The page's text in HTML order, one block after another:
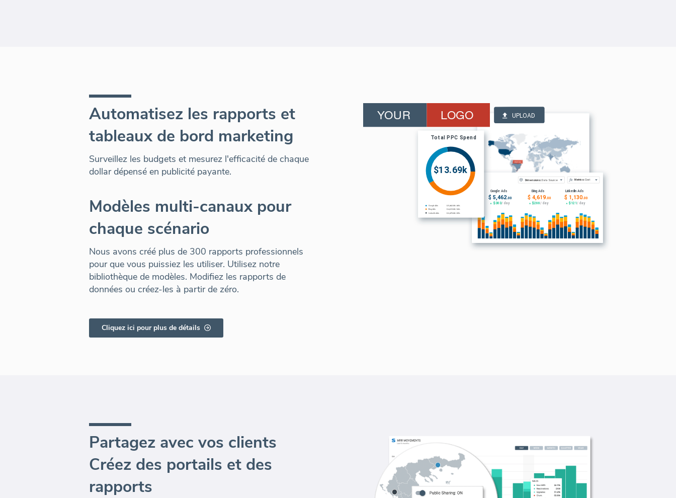
Automatisez les rapports et
tableaux de bord marketing
Surveillez les budgets et mesurez l'efficacité de chaque
dollar dépensé en publicité payante.
Modèles multi-canaux pour
chaque scénario
Nous avons créé plus de 300 rapports professionnels
pour que vous puissiez les utiliser. Utilisez notre
bibliothèque de modèles. Modifiez les rapports de
données ou créez-les à partir de zéro.
Cliquez ici pour plus de détails
Partagez avec vos clients
Créez des portails et des
rapports